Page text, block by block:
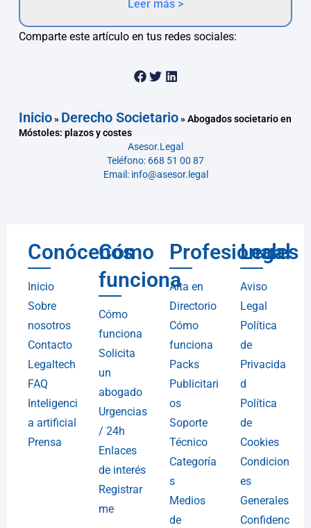
Leer más >
Comparte este artículo en tus redes sociales:
Inicio» Derecho Societario»Abogados societario en
Móstoles: plazos y costes
Asesor.Legal
Teléfono: 668 51 00 87
Email: info@asesor.legal
Conócenos
Inicio
Sobre
nosotros
Contacto
Legaltech
FAQ
Inteligenci
a artificial
Prensa
Cómo
funciona
Cómo
funciona
Solicita
un
abogado
Urgencias
/ 24h
Enlaces
de interés
Registrar
me
Profesionales
Alta en
Directorio
Cómo
funciona
Packs
Publicitari
os
Soporte
Técnico
Categoría
s
Medios
de
Legal
Aviso
Legal
Política
de
Privacida
d
Política
de
Cookies
Condicion
es
Generales
Confidenc